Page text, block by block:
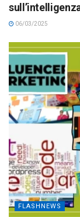
06/03/2025
FLASHNEWS